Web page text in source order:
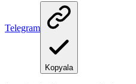
Telegram
Kopyala